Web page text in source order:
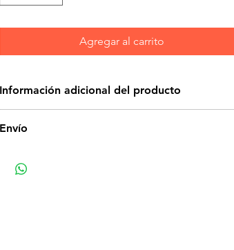
Agregar al carrito
Información adicional del producto
Purina Pro Plan Veterinary Diets NF Kidney
cantidad restringida de proteína de alta calidad y
Envío